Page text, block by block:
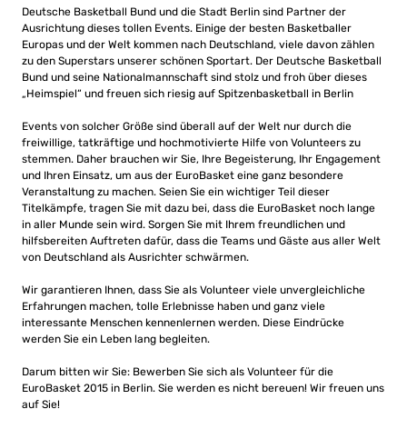
Deutsche Basketball Bund und die Stadt Berlin sind Partner der
Ausrichtung dieses tollen Events. Einige der besten Basketballer
Europas und der Welt kommen nach Deutschland, viele davon zählen
zu den Superstars unserer schönen Sportart. Der Deutsche Basketball
Bund und seine Nationalmannschaft sind stolz und froh über dieses
„Heimspiel“ und freuen sich riesig auf Spitzenbasketball in Berlin
Events von solcher Größe sind überall auf der Welt nur durch die
freiwillige, tatkräftige und hochmotivierte Hilfe von Volunteers zu
stemmen. Daher brauchen wir Sie, Ihre Begeisterung, Ihr Engagement
und Ihren Einsatz, um aus der EuroBasket eine ganz besondere
Veranstaltung zu machen. Seien Sie ein wichtiger Teil dieser
Titelkämpfe, tragen Sie mit dazu bei, dass die EuroBasket noch lange
in aller Munde sein wird. Sorgen Sie mit Ihrem freundlichen und
hilfsbereiten Auftreten dafür, dass die Teams und Gäste aus aller Welt
von Deutschland als Ausrichter schwärmen.
Wir garantieren Ihnen, dass Sie als Volunteer viele unvergleichliche
Erfahrungen machen, tolle Erlebnisse haben und ganz viele
interessante Menschen kennenlernen werden. Diese Eindrücke
werden Sie ein Leben lang begleiten.
Darum bitten wir Sie: Bewerben Sie sich als Volunteer für die
EuroBasket 2015 in Berlin. Sie werden es nicht bereuen! Wir freuen uns
auf Sie!